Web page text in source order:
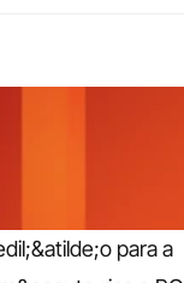
para a